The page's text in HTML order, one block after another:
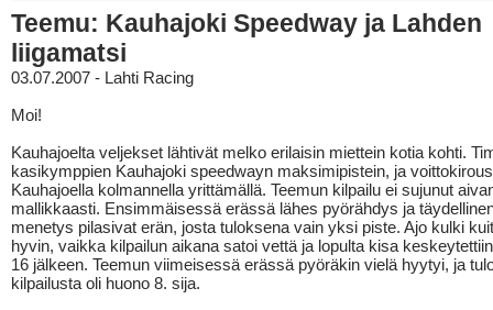
Teemu: Kauhajoki Speedway ja Lahden
liigamatsi
03.07.2007 - Lahti Racing
Moi!
Kauhajoelta veljekset lähtivät melko erilaisin miettein kotia kohti.
kasikymppien Kauhajoki speedwayn maksimipistein, ja
Kauhajoella kolmannella yrittämällä. Teemun kilpailu ei sujunut
mallikkaasti. Ensimmäisessä erässä lähes pyörähdys ja
menetys pilasivat erän, josta tuloksena vain yksi piste. Ajo kulki
hyvin, vaikka kilpailun aikana satoi vettä ja lopulta kisa
16 jälkeen. Teemun viimeisessä erässä pyöräkin vielä hyytyi, ja
kilpailusta oli huono 8. sija.